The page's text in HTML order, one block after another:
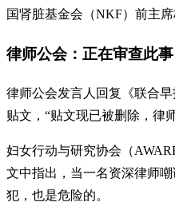
国肾脏基金会（NKF）前主
律师公会：正在审查此事
律师公会发言人回复《联合
贴文，“贴文现已被删除，律
妇女行动与研究协会（
文中指出，当一名资深律师
犯，也是危险的。